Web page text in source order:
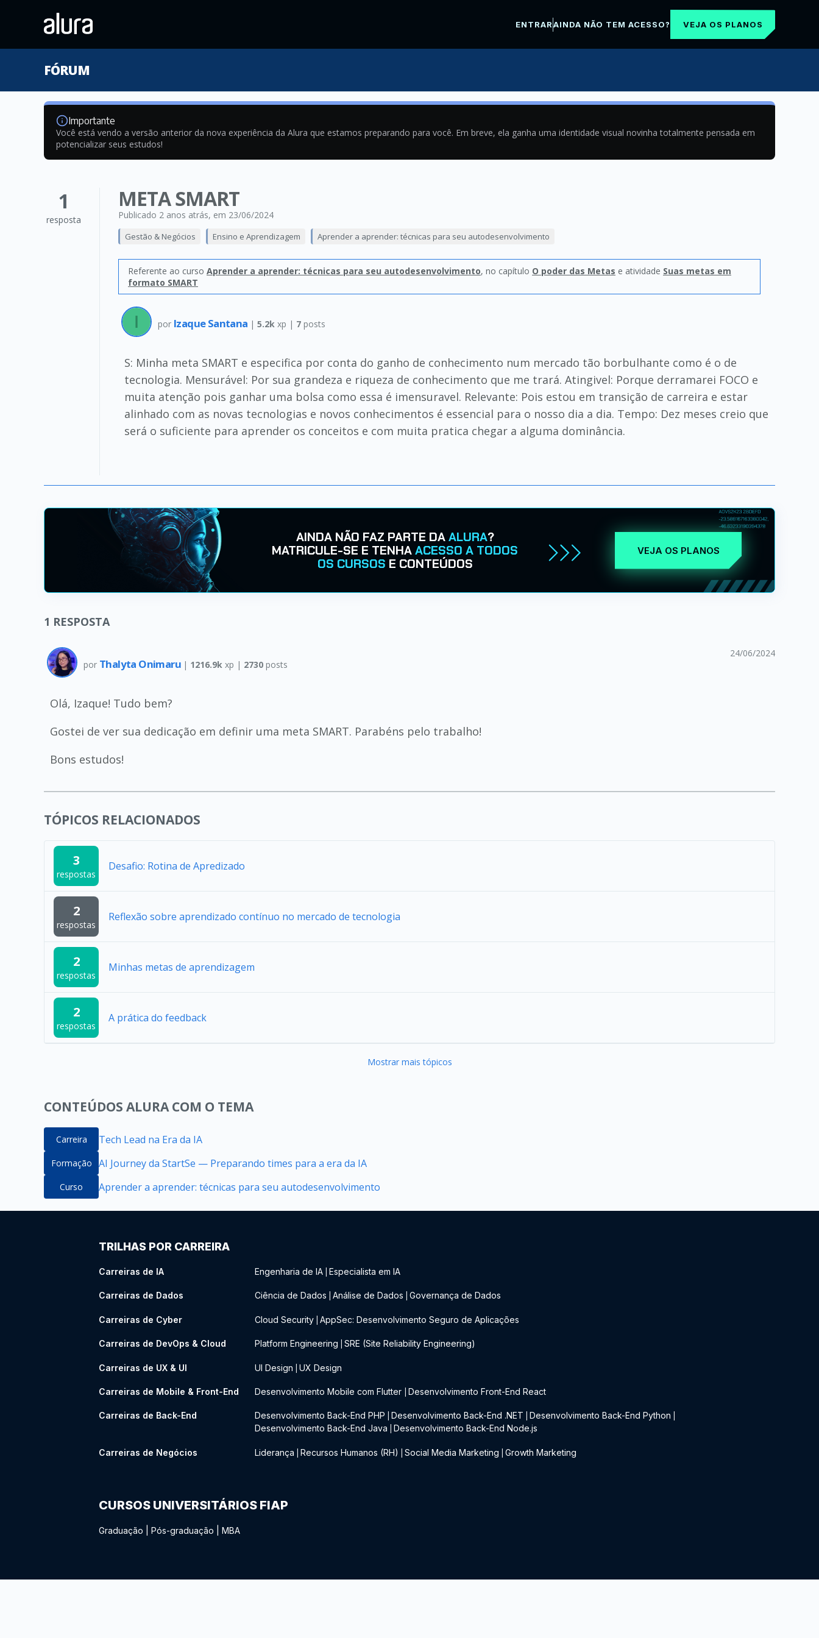
ENTRARAINDA NÃO TEM ACESSO? VEJA OS PLANOS
FÓRUM
Importante
Você está vendo a versão anterior da nova experiência da Alura que estamos preparando para você. Em breve, ela ganha uma identidade visual novinha totalmente pensada em
potencializar seus estudos!
1
resposta
META SMART
Publicado 2 anos atrás, em 23/06/2024
Gestão & Negócios Ensino e Aprendizagem Aprender a aprender: técnicas para seu autodesenvolvimento
Referente ao curso Aprender a aprender: técnicas para seu autodesenvolvimento, no capítulo O poder das Metas e atividade Suas metas em
formato SMART
por Izaque Santana | 5.2k xp | 7 posts
S: Minha meta SMART e especifica por conta do ganho de conhecimento num mercado tão borbulhante como é o de
tecnologia. Mensurável: Por sua grandeza e riqueza de conhecimento que me trará. Atingivel: Porque derramarei FOCO e
muita atenção pois ganhar uma bolsa como essa é imensuravel. Relevante: Pois estou em transição de carreira e estar
alinhado com as novas tecnologias e novos conhecimentos é essencial para o nosso dia a dia. Tempo: Dez meses creio que
será o suficiente para aprender os conceitos e com muita pratica chegar a alguma dominância.
AINDA NÃO FAZ PARTE DAALURA?
MATRICULE-SE E TENHAACESSO A TODOS
OS CURSOS E CONTEÚDOS
VEJA OS PLANOS
1 RESPOSTA
por Thalyta Onimaru | 1216.9k xp | 2730 posts
24/06/2024
Olá, Izaque! Tudo bem?
Gostei de ver sua dedicação em definir uma meta SMART. Parabéns pelo trabalho!
Bons estudos!
TÓPICOS RELACIONADOS
3
respostas
Desafio: Rotina de Apredizado
2
respostas
Reflexão sobre aprendizado contínuo no mercado de tecnologia
2
respostas
Minhas metas de aprendizagem
2
respostas
A prática do feedback
Mostrar mais tópicos
CONTEÚDOS ALURA COM O TEMA
Carreira Tech Lead na Era da IA
Formação AI Journey da StartSe — Preparando times para a era da IA
Curso Aprender a aprender: técnicas para seu autodesenvolvimento
TRILHAS POR CARREIRA
Carreiras de IA Engenharia de IA Especialista em IA
Carreiras de Dados Ciência de Dados Análise de Dados Governança de Dados
Carreiras de Cyber Cloud Security AppSec: Desenvolvimento Seguro de Aplicações
Carreiras de DevOps & Cloud Platform Engineering SRE (Site Reliability Engineering)
Carreiras de UX & UI UI Design UX Design
Carreiras de Mobile & Front-End Desenvolvimento Mobile com Flutter Desenvolvimento Front-End React
Carreiras de Back-End Desenvolvimento Back-End PHP Desenvolvimento Back-End .NET Desenvolvimento Back-End Python
Desenvolvimento Back-End Java Desenvolvimento Back-End Node.js
Carreiras de Negócios Liderança Recursos Humanos (RH) Social Media Marketing Growth Marketing
CURSOS UNIVERSITÁRIOS FIAP
Graduação Pós-graduação MBA